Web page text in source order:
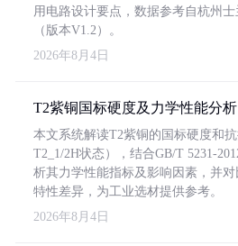
用电路设计要点，数据参考自杭州
（版本V1.2）。
2026年8月4日
T2紫铜国标硬度及力学性能分析
本文系统解读T2紫铜的国标硬度和
T2_1/2H状态），结合GB/T 5231-
析其力学性能指标及影响因素，并
特性差异，为工业选材提供参考。
2026年8月4日